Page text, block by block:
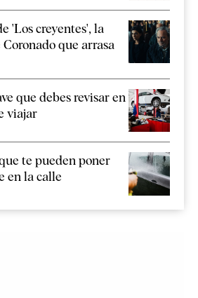
'Los creyentes', la
que arrasa
que debes revisar en
viajar
te pueden poner
en la calle